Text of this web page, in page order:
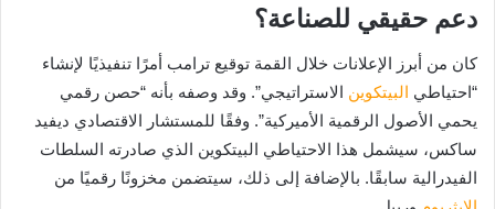
دعم حقيقي للصناعة؟
كان من أبرز الإعلانات خلال القمة توقيع ترامب أمرًا تنفيذيًا لإنشاء
“احتياطي البيتكوين الاستراتيجي”. وقد وصفه بأنه “حصن رقمي
يحمي الأصول الرقمية الأميركية”. وفقًا للمستشار الاقتصادي ديفيد
ساكس، سيشمل هذا الاحتياطي البيتكوين الذي صادرته السلطات
الفيدرالية سابقًا. بالإضافة إلى ذلك، سيتضمن مخزونًا رقميًا من